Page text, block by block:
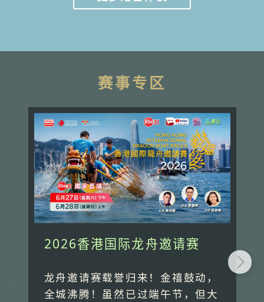
赛事专区
2026香港国际龙舟邀请赛
龙舟邀请赛载誉归来！金禧鼓动，
全城沸腾！虽然已过端午节，但大